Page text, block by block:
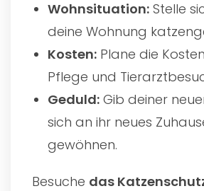
Wohnsituation: Stelle
deine Wohnung
Kosten: Plane die
Pflege und
Geduld: Gib deiner
sich an ihr neues
gewöhnen.
Besuche das